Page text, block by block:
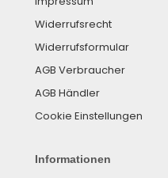
Widerrufsrecht
Widerrufsformular
AGB Verbraucher
AGB Händler
Cookie Einstellungen
Informationen